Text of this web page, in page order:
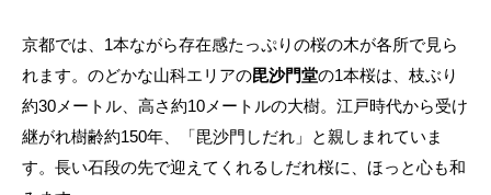
京都では、1本ながら存在感たっぷりの桜の木が各所で見ら
れます。のどかな山科エリアの毘沙門堂の1本桜は、枝ぶり
約30メートル、高さ約10メートルの大樹。江戸時代から受け
継がれ樹齢約150年、「毘沙門しだれ」と親しまれていま
す。長い石段の先で迎えてくれるしだれ桜に、ほっと心も和